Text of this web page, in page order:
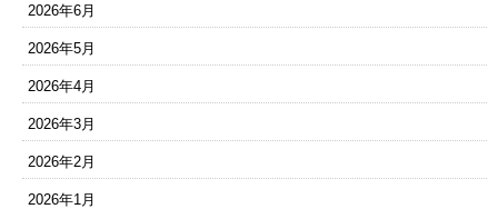
2026年6月
2026年5月
2026年4月
2026年3月
2026年2月
2026年1月